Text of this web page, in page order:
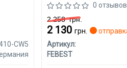
CW5
0 отзывов
2 258грн.
2 130грн.
Артикул:
FEBEST